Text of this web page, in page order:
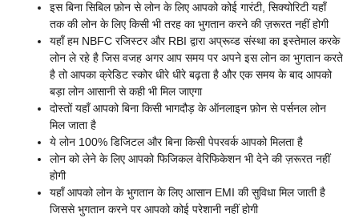
इस बिना सिबिल फ़ोन से लोन के लिए आपको कोई गारंटी, सिक्योरिटी यहाँ
तक की लोन के लिए किसी भी तरह का भुगतान करने की ज़रूरत नहीं होगी
यहाँ हम NBFC रजिस्टर और RBI द्वारा अप्रूव्ड संस्था का इस्तेमाल करके
लोन ले रहे है जिस वजह अगर आप समय पर अपने इस लोन का भुगतान करते
है तो आपका क्रेडिट स्कोर धीरे धीरे बढ़ता है और एक समय के बाद आपको
बड़ा लोन आसानी से कही भी मिल जाएगा
दोस्तों यहाँ आपको बिना किसी भागदौड़ के ऑनलाइन फ़ोन से पर्सनल लोन
मिल जाता है
ये लोन 100% डिजिटल और बिना किसी पेपरवर्क आपको मिलता है
लोन को लेने के लिए आपको फिजिकल वेरिफिकेशन भी देने की ज़रूरत नहीं
होगी
यहाँ आपको लोन के भुगतान के लिए आसान EMI की सुविधा मिल जाती है
जिससे भुगतान करने पर आपको कोई परेशानी नहीं होगी